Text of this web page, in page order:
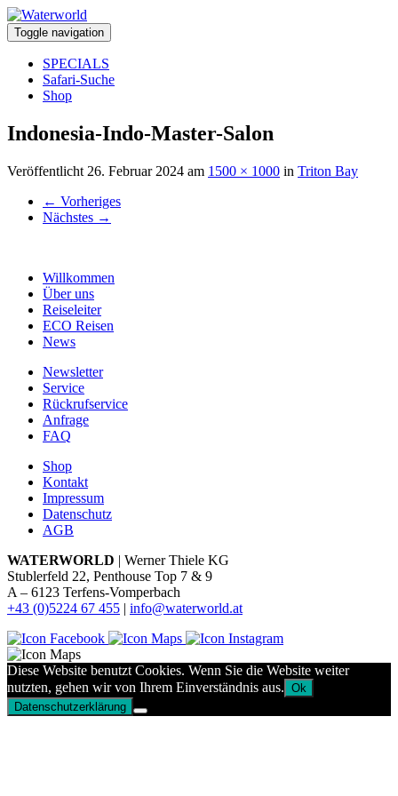
Toggle navigation
SPECIALS
Safari-Suche
Shop
Indonesia-Indo-Master-Salon
Veröffentlicht 26. Februar 2024 am 1500 × 1000 in Triton Bay
← Vorheriges
Nächstes →
Willkommen
Über uns
Reiseleiter
ECO Reisen
News
Newsletter
Service
Rückrufservice
Anfrage
FAQ
Shop
Kontakt
Impressum
Datenschutz
AGB
WATERWORLD | Werner Thiele KG
Stublerfeld 22, Penthouse Top 7 & 9
A – 6123 Terfens-Vomperbach
+43 (0)5224 67 455 | info@waterworld.at
Diese Website benutzt Cookies. Wenn Sie die Website weiter
nutzten, gehen wir von Ihrem Einverständnis aus. Ok
Datenschutzerklärung